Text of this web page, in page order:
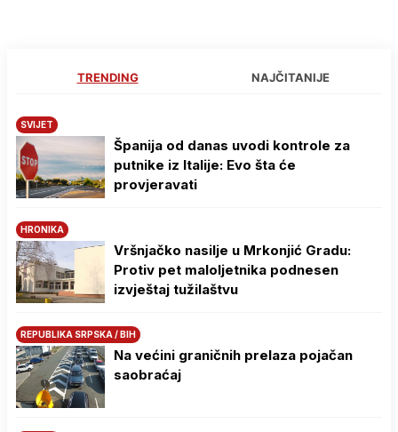
TRENDING NAJČITANIJE
SVIJET
Španija od danas uvodi kontrole za
putnike iz Italije: Evo šta će
provjeravati
HRONIKA
Vršnjačko nasilje u Mrkonjić Gradu:
Protiv pet maloljetnika podnesen
izvještaj tužilaštvu
REPUBLIKA SRPSKA / BIH
Na većini graničnih prelaza pojačan
saobraćaj